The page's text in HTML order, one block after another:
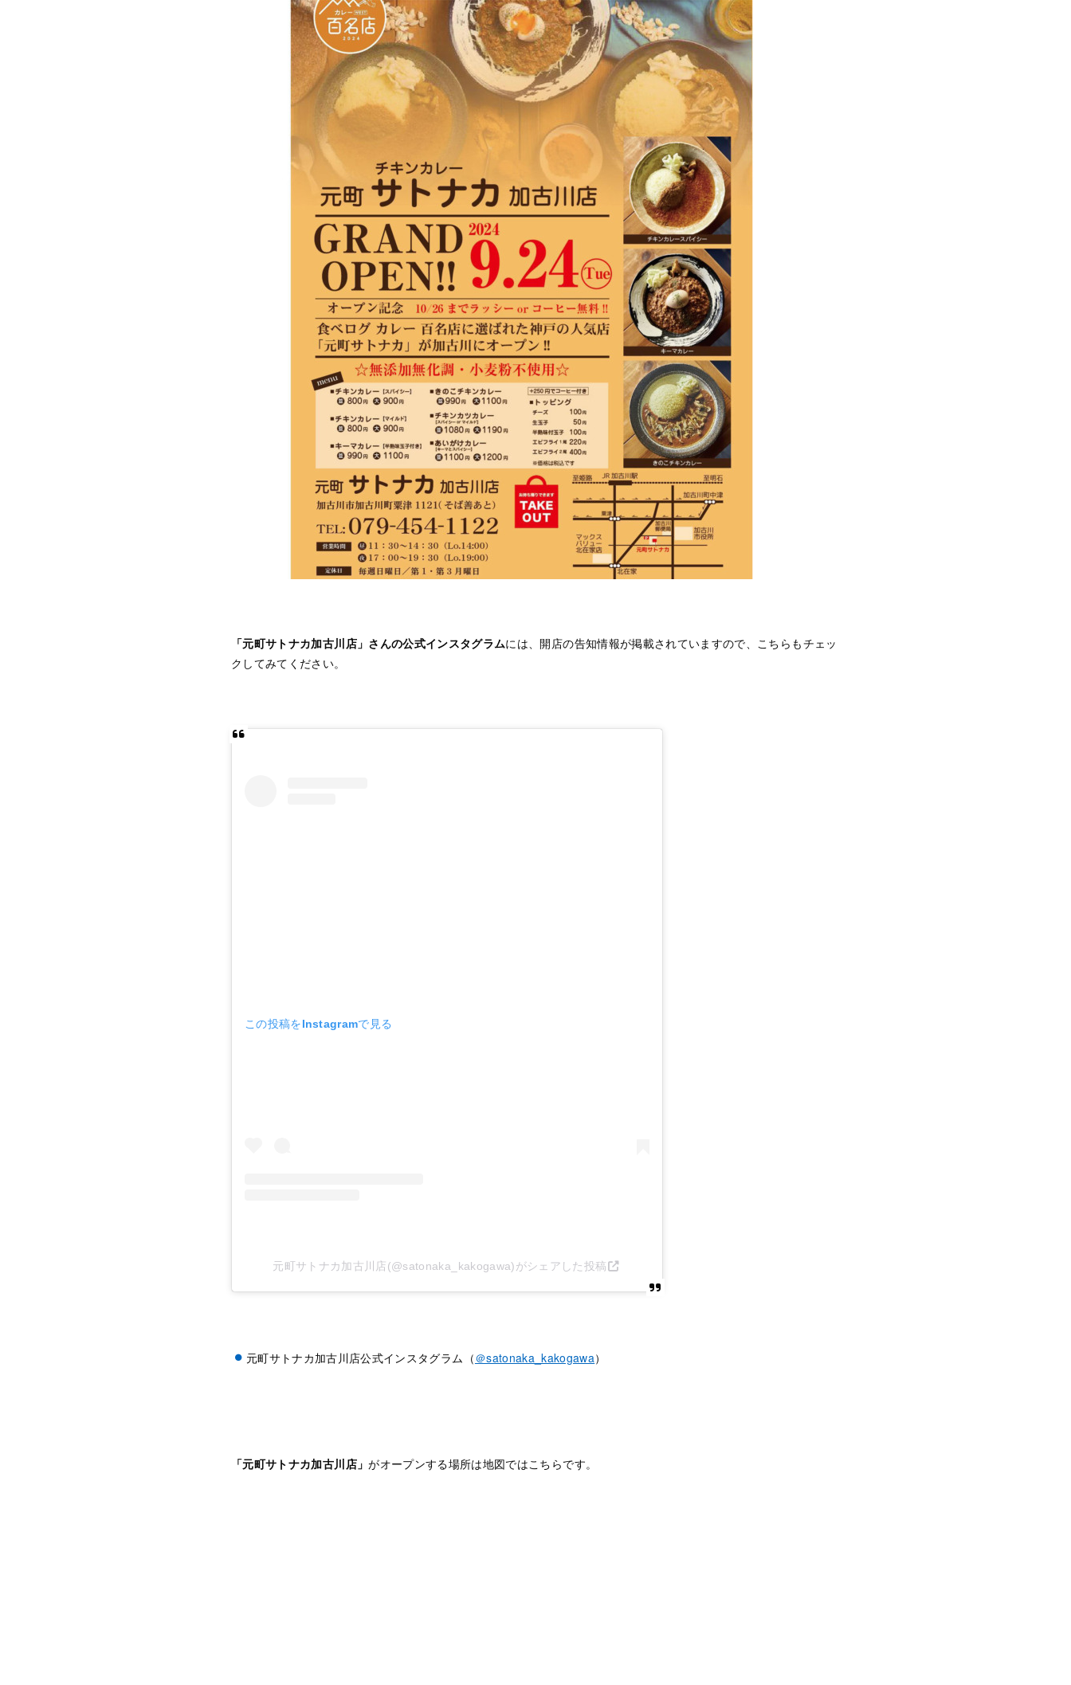
「元町サトナカ加古川店」さんの公式インスタグラムには、開店の告知情報が掲載されていますので、こちらもチェッ
クしてみてください。
この投稿をInstagramで見る
元町サトナカ加古川店(@satonaka_kakogawa)がシェアした投稿
元町サトナカ加古川店公式インスタグラム（＠satonaka_kakogawa）
「元町サトナカ加古川店」がオープンする場所は地図ではこちらです。